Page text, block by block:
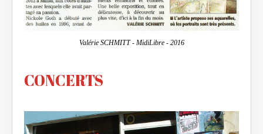
Valérie SCHMITT - MidiLibre - 2016
CONCERTS